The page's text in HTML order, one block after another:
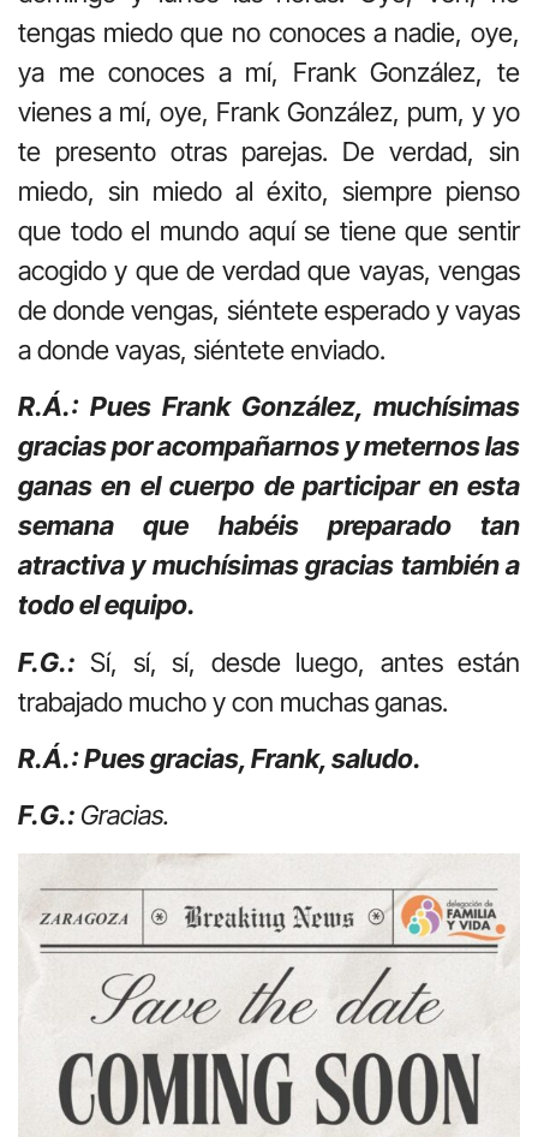
tengas miedo que no conoces a nadie, oye,
ya me conoces a mí, Frank González, te
vienes a mí, oye, Frank González, pum, y yo
te presento otras parejas. De verdad, sin
miedo, sin miedo al éxito, siempre pienso
que todo el mundo aquí se tiene que sentir
acogido y que de verdad que vayas, vengas
de donde vengas, siéntete esperado y vayas
a donde vayas, siéntete enviado.
R.Á.: Pues Frank González, muchísimas
gracias por acompañarnos y meternos las
ganas en el cuerpo de participar en esta
semana que habéis preparado tan
atractiva y muchísimas gracias también a
todo el equipo.
F.G.: Sí, sí, sí, desde luego, antes están
trabajado mucho y con muchas ganas.
R.Á.: Pues gracias, Frank, saludo.
F.G.: Gracias.